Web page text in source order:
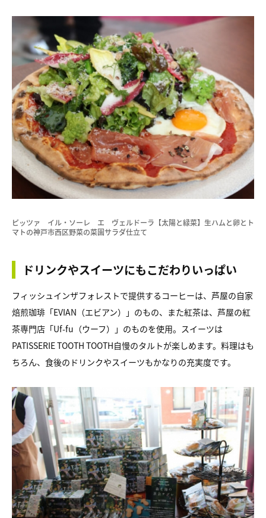
ピッツァ イル・ソーレ エ ヴェルドーラ【太陽と緑菜】生ハムと卵とト
マトの神戸市西区野菜の菜園サラダ仕立て
ドリンクやスイーツにもこだわりいっぱい
フィッシュインザフォレストで提供するコーヒーは、芦屋の自家
焙煎珈琲「EVIAN（エビアン）」のもの、また紅茶は、芦屋の紅
茶専門店「Uf-fu（ウーフ）」のものを使用。スイーツは
PATISSERIE TOOTH TOOTH自慢のタルトが楽しめます。料理はも
ちろん、食後のドリンクやスイーツもかなりの充実度です。